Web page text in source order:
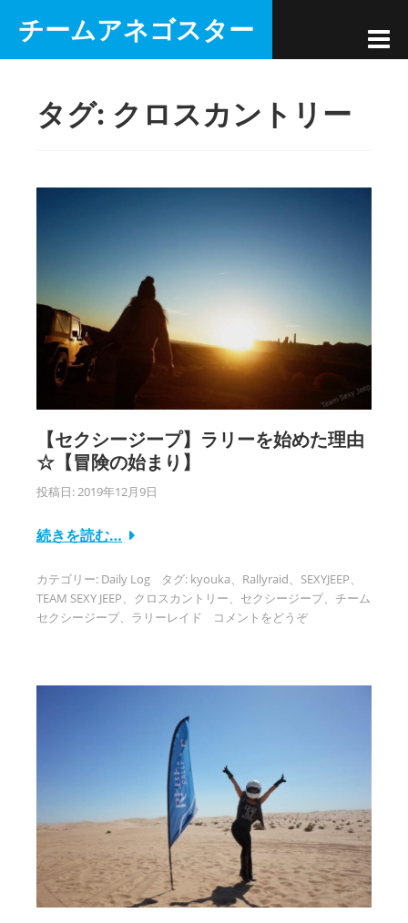
テ
チームアネゴスター
タグ: クロスカントリー
【セクシージープ】ラリーを始めた理由
☆【冒険の始まり】
投稿日:2019年12月9日
続きを読む…
カテゴリー: Daily Log タグ: kyouka、 Rallyraid、 SEXYJEEP、
TEAM SEXY JEEP、 クロスカントリー、 セクシージープ、 チーム
セクシージープ、 ラリーレイド コメントをどうぞ